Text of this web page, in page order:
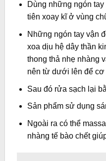
Dùng những ngón
tiên xoay kĩ ở vùng
Những ngón tay vận
xoa dịu hệ dây thần
thong thả nhẹ nhàng
nên từ dưới lên để cơ
Sau đó rửa sạch lại
Sản phẩm sử dụng
Ngoài ra có thể
nhàng tế bào chết